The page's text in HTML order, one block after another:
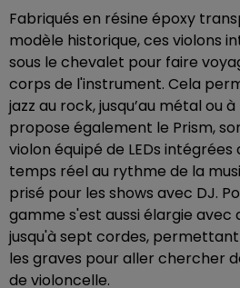
Fabriqués en résine époxy
modèle historique, ces violons
sous le chevalet pour faire
corps de l'instrument. Cela
jazz au rock, jusqu’au métal ou
propose également le Prism,
violon équipé de LEDs intégrées
temps réel au rythme de la
prisé pour les shows avec DJ.
gamme s'est aussi élargie avec
jusqu'à sept cordes,
les graves pour aller chercher
de violoncelle.